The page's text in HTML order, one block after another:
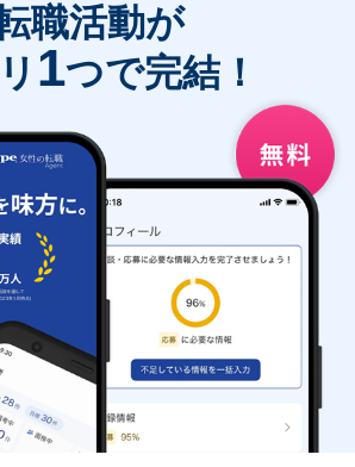
職活動が
1つで完結！